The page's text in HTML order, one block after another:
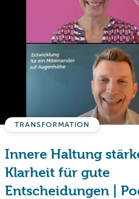
TRANSFORMATION
Innere Haltung
Klarheit für gute
Entscheidungen |